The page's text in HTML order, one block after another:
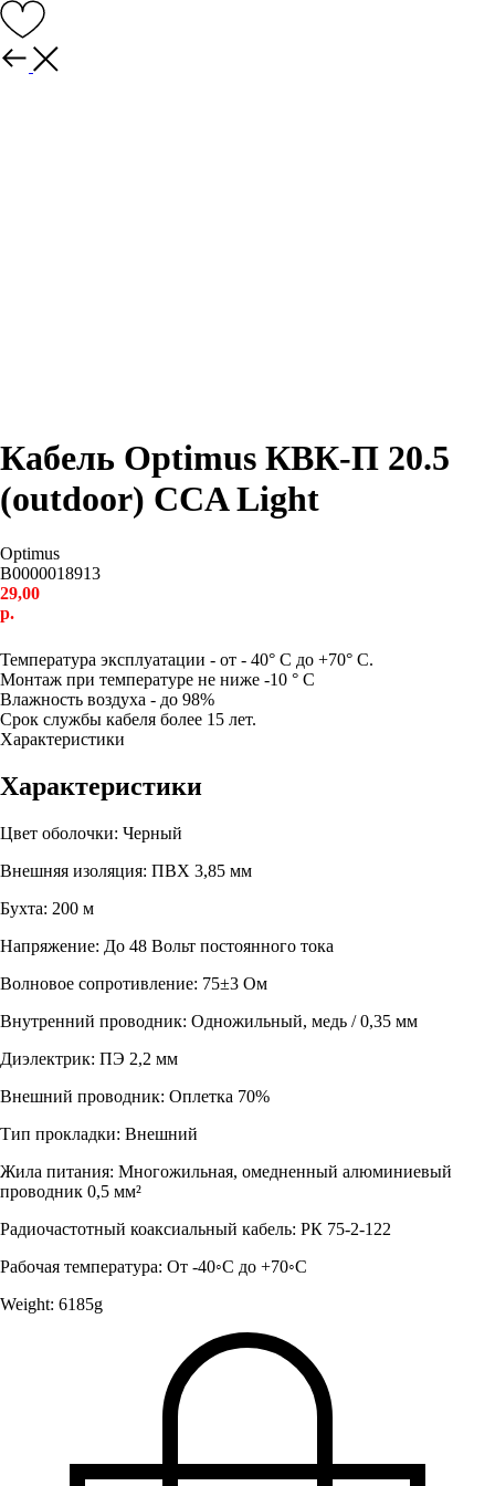
Назад
Кабель Optimus КВК-П 20.5
(outdoor) CCA Light
Optimus
В0000018913
29,00
р.
Температура эксплуатации - от - 40° С до +70° С.
Монтаж при температуре не ниже -10 ° С
Влажность воздуха - до 98%
Срок службы кабеля более 15 лет.
Характеристики
Характеристики
Цвет оболочки: Черный
Внешняя изоляция: ПВХ 3,85 мм
Бухта: 200 м
Напряжение: До 48 Вольт постоянного тока
Волновое сопротивление: 75±3 Ом
Внутренний проводник: Одножильный, медь / 0,35 мм
Диэлектрик: ПЭ 2,2 мм
Внешний проводник: Оплетка 70%
Тип прокладки: Внешний
Жила питания: Многожильная, омедненный алюминиевый
проводник 0,5 мм²
Радиочастотный коаксиальный кабель: РК 75-2-122
Рабочая температура: От -40◦С до +70◦С
Weight: 6185g